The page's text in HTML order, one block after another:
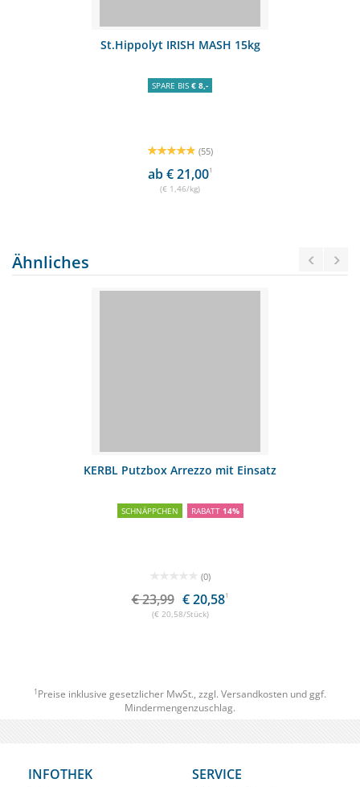
St.Hippolyt IRISH MASH 15kg
SPARE BIS € 8,-
(55)
ab € 21,001
(€ 1,46/kg)
Ähnliches
KERBL Putzbox Arrezzo mit Einsatz
SCHNÄPPCHEN RABATT 14%
(0)
€ 23,99 € 20,581
(€ 20,58/Stück)
1 Preise inklusive gesetzlicher MwSt., zzgl. Versandkosten und ggf.
Mindermengenzuschlag.
INFOTHEK SERVICE